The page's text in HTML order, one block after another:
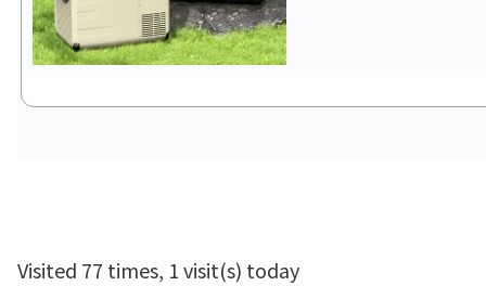
Visited 77 times, 1 visit(s) today